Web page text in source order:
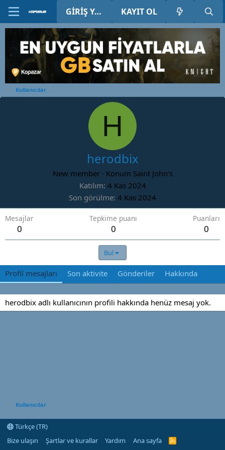
GIRIŞ YAP KAYIT OL
Kullanıcılar
H
herodbix
New member · Konum Saint John's
Katılım 4 Kas 2024
Son görülme 4 Kas 2024
Mesajlar
0
Tepkime puanı
0
Puanları
0
Bul
Profil mesajları Son aktivite Gönderiler Hakkında
herodbix adlı kullanıcının profili hakkında henüz mesaj yok.
Kullanıcılar
Türkçe (TR)
Bize ulaşın
Şartlar ve kurallar Yardım Ana sayfa
R